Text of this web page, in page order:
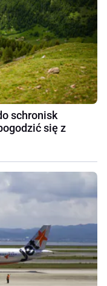
schronisk
się z